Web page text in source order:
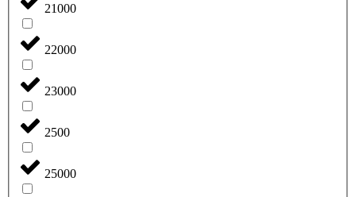
21000
22000
23000
2500
25000